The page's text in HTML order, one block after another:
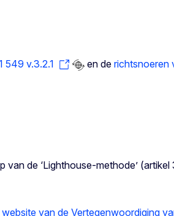
549 v.3.2.1 en de richtsnoeren
de ‘Lighthouse-methode’
van de Vertegenwoordiging